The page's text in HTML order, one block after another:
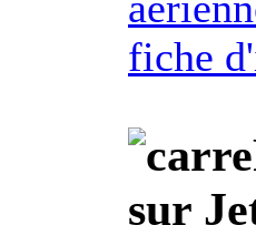
fiche
sur